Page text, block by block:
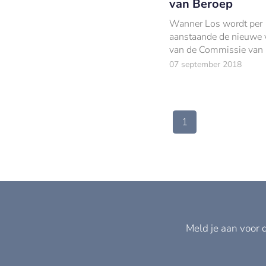
van Beroep
Wanner Los wordt per
aanstaande de nieuwe
van de Commissie van
van het klachtenloket
07 september 2018
1
Meld je aan voor